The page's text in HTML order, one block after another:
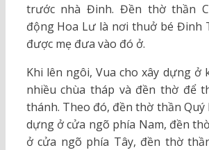
trước nhà Đinh. Đền thờ thần
động Hoa Lư là nơi thuở bé Đinh
được mẹ đưa vào đó ở.
Khi lên ngôi, Vua cho xây dựng ở
nhiều chùa tháp và đền thờ để
thánh. Theo đó, đền thờ thần Quý
dựng ở cửa ngõ phía Nam, đền
ở cửa ngõ phía Tây, đền thờ